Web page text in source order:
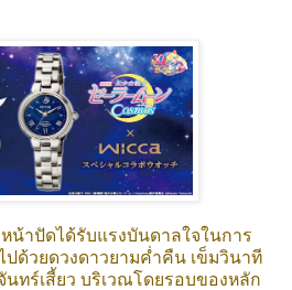
น้าปัดได้รับแรงบันดาลใจในการ
ปด้วยดวงดาวยามค่ำคืน เข็มวินาที
ทร์เสี้ยว บริเวณโดยรอบของหลัก